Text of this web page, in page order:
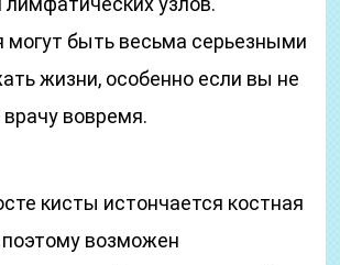
могут быть весьма серьезными
жизни, особенно если вы не
врачу вовремя.
кисты истончается костная
поэтому возможен